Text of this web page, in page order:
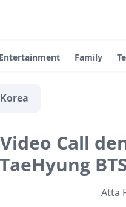
Entertainment Family
Korea
Video Call
TaeHyung
Atta